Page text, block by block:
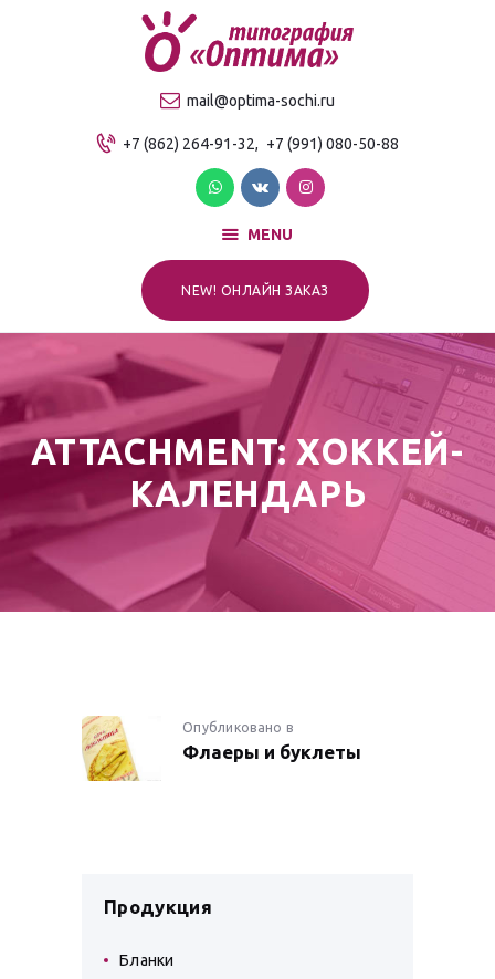
mail@optima-sochi.ru
+7 (862) 264-91-32, +7 (991) 080-50-88
MENU
NEW! ОНЛАЙН ЗАКАЗ
ATTACHMENT: ХОККЕЙ-
КАЛЕНДАРЬ
Качественная типография в Сочи
О компании
Продукция
Услуги
Прайс-лист
Для клиентов
НАВИГАЦИЯ
ПО
Опубликовано вПредыдущая
запись:
Флаеры и буклеты
Продукция
Бланки